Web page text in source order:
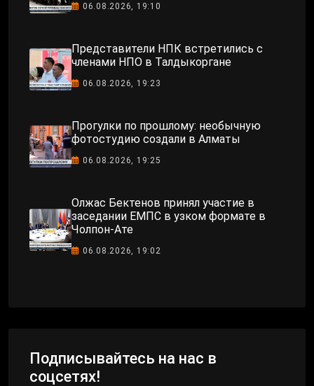
06.08.2026, 19:10
Представители НПК встретились с
членами НПО в Талдыкоргане
06.08.2026, 19:23
Прогулки по прошлому: необычную
фотостудию создали в Алматы
06.08.2026, 19:25
Олжас Бектенов принял участие в
заседании ЕМПС в узком формате в
Чолпон-Ате
06.08.2026, 19:02
Подписывайтесь на нас в
соцсетях!